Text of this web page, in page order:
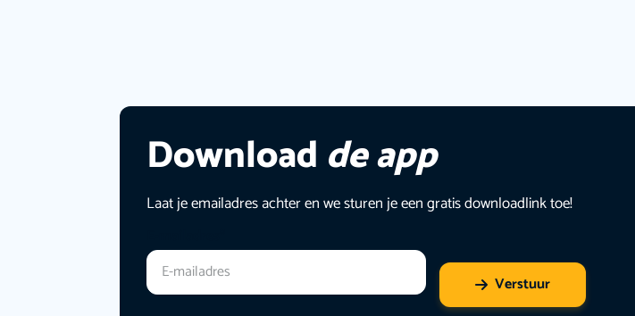
Download de app
Laat je emailadres achter en we sturen je een gratis downloadlink toe!
Verstuur